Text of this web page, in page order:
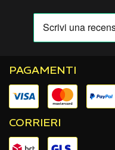
PAGAMENTI
CORRIERI